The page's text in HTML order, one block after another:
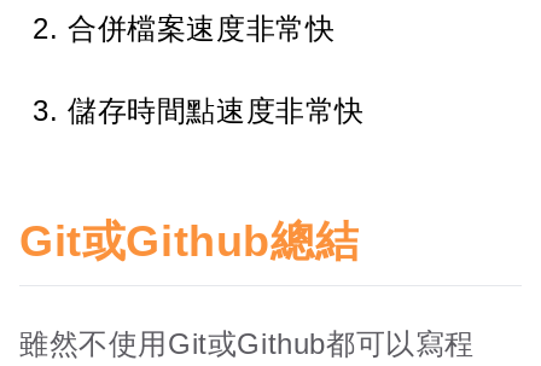
合併檔案速度非常快
儲存時間點速度非常快
Git或Github總結
雖然不使用Git或Github都可以寫程